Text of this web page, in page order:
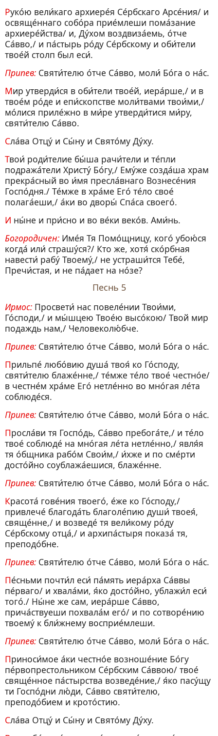
Руко́ю вели́каго архиере́я Се́рбскаго Арсе́ния/ и
освяще́ннаго собо́ра прие́млеши пома́зание
архиере́йства/ и, Ду́хом воздвиза́емь, о́тче
Са́вво,/ и па́стырь ро́ду Се́рбскому и оби́тели
твое́й столп был еси́.
Припев: Святи́телю о́тче Са́вво, моли́ Бо́га о на́с.
Мир утверди́ся в оби́тели твое́й, иера́рше,/ и в
твое́м ро́де и епи́скопстве моли́твами твои́ми,/
мо́лися приле́жно в ми́ре утверди́тися ми́ру,
святи́телю Са́вво.
Сла́ва Отцу́ и Сы́ну и Свято́му Ду́ху.
Твои́ роди́телие бы́ша рачи́тели и те́пли
подража́тели Христу́ Бо́гу,/ Ему́же созда́ша храм
прекра́сный во и́мя пресла́внаго Вознесе́ния
Госпо́дня./ Те́мже в хра́ме Его́ те́ло свое́
полага́еши,/ а́ки во дворы́ Спа́са своего́.
И ны́не и при́сно и во ве́ки веко́в. Ами́нь.
Богородичен: Име́я Тя Помо́щницу, кого́ убою́ся
когда́ или́ страшу́ся?/ Кто же, хотя́ ско́рбная
навести́ рабу́ Твоему́,/ не устраши́тся Тебе́,
Пречи́стая, и не па́дает на но́зе?
Песнь 5
Ирмос: Просвети́ нас повеле́нии Твои́ми,
Го́споди,/ и мы́шцею Твое́ю высо́кою/ Твой мир
подаждь нам,/ Человеколю́бче.
Припев: Святи́телю о́тче Са́вво, моли́ Бо́га о на́с.
Прильпе́ любо́вию душа́ твоя́ ко Го́споду,
святи́телю блаже́нне,/ те́мже те́ло твое́ честно́е/
в честне́м хра́ме Его́ нетле́нно во мно́гая ле́та
соблюде́ся.
Припев: Святи́телю о́тче Са́вво, моли́ Бо́га о на́с.
Просла́ви тя Госпо́дь, Са́вво пребога́те,/ и те́ло
твое́ соблюде́ на мно́гая ле́та нетле́нно,/ явля́я
тя о́бщника рабо́м Свои́м,/ и́хже и по сме́рти
досто́йно соублажа́ешися, блаже́нне.
Припев: Святи́телю о́тче Са́вво, моли́ Бо́га о на́с.
Красота́ гове́ния твоего́, е́же ко Го́споду,/
привлече́ благода́ть благоле́пию души́ твоея́,
свяще́нне,/ и возведе́ тя вели́кому ро́ду
Се́рбскому отца́,/ и архипа́стыря показа́ тя,
преподо́бне.
Припев: Святи́телю о́тче Са́вво, моли́ Бо́га о на́с.
Пе́сньми почти́л еси́ па́мять иера́рха Са́ввы
пе́рваго/ и хвала́ми, я́ко досто́йно, ублажи́л еси́
того́./ Ны́не же сам, иера́рше Са́вво,
прича́ствуеши похвала́м его́/ и по сотворе́нию
твоему́ к бли́жнему восприе́млеши.
Припев: Святи́телю о́тче Са́вво, моли́ Бо́га о на́с.
Приноси́мое а́ки честно́е возноше́ние Бо́гу
пе́рвопрестольником Се́рбским Са́ввою/ твое́
свяще́нное па́стырства возведе́ние,/ я́ко пасу́щу
ти Госпо́дни лю́ди, Са́вво святи́телю,
преподо́бием и крото́стию.
Сла́ва Отцу́ и Сы́ну и Свято́му Ду́ху.